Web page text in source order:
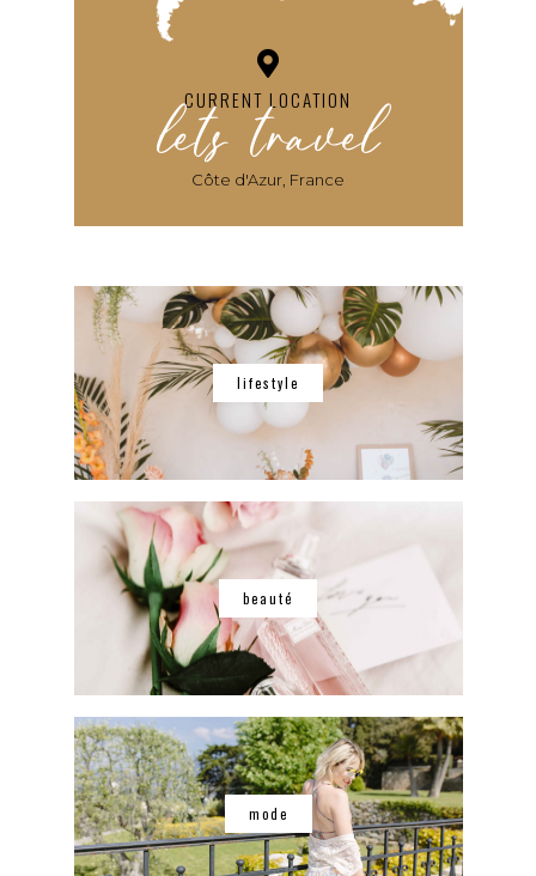
CURRENT LOCATION
lets travel
Côte d'Azur, France
lifestyle
beauté
mode